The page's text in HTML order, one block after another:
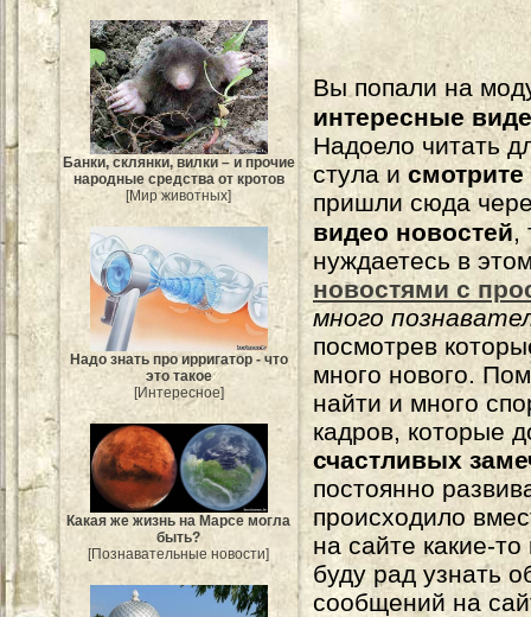
Банки, склянки, вилки – и прочие
народные средства от кротов
[Мир животных]
Надо знать про ирригатор - что
это такое
[Интересное]
Какая же жизнь на Марсе могла
быть?
[Познавательные новости]
Вы попали на
интересные
Надоело читать
стула и
пришли сюда
видео новостей,
нуждаетесь в
новостями с
много
посмотрев
много нового.
найти и много
кадров, которые
счастливых
постоянно
происходило
на сайте какие-
буду рад узнать
сообщений на